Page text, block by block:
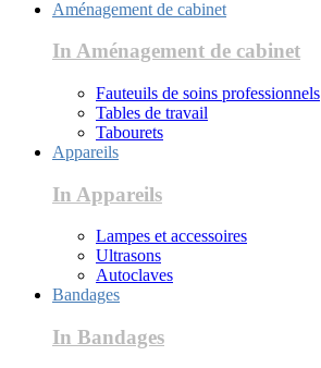
Aménagement de cabinet
In Aménagement de cabinet
Fauteuils de soins professionnels
Tables de travail
Tabourets
Appareils
In Appareils
Lampes et accessoires
Ultrasons
Autoclaves
Bandages
In Bandages